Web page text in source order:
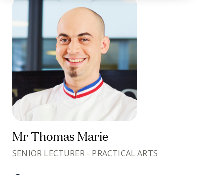
Mr Thomas Marie
SENIOR LECTURER - PRACTICAL ARTS